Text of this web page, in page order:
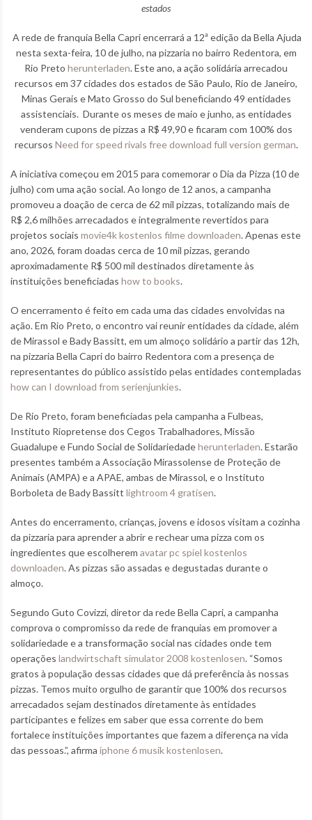
estados
A rede de franquia Bella Capri encerrará a 12ª edição da Bella Ajuda
nesta sexta-feira, 10 de julho, na pizzaria no bairro Redentora, em
Rio Preto herunterladen. Este ano, a ação solidária arrecadou
recursos em 37 cidades dos estados de São Paulo, Rio de Janeiro,
Minas Gerais e Mato Grosso do Sul beneficiando 49 entidades
assistenciais. Durante os meses de maio e junho, as entidades
venderam cupons de pizzas a R$ 49,90 e ficaram com 100% dos
recursos Need for speed rivals free download full version german.
A iniciativa começou em 2015 para comemorar o Dia da Pizza (10 de
julho) com uma ação social. Ao longo de 12 anos, a campanha
promoveu a doação de cerca de 62 mil pizzas, totalizando mais de
R$ 2,6 milhões arrecadados e integralmente revertidos para
projetos sociais movie4k kostenlos filme downloaden. Apenas este
ano, 2026, foram doadas cerca de 10 mil pizzas, gerando
aproximadamente R$ 500 mil destinados diretamente às
instituições beneficiadas how to books.
O encerramento é feito em cada uma das cidades envolvidas na
ação. Em Rio Preto, o encontro vai reunir entidades da cidade, além
de Mirassol e Bady Bassitt, em um almoço solidário a partir das 12h,
na pizzaria Bella Capri do bairro Redentora com a presença de
representantes do público assistido pelas entidades contempladas
how can I download from serienjunkies.
De Rio Preto, foram beneficiadas pela campanha a Fulbeas,
Instituto Riopretense dos Cegos Trabalhadores, Missão
Guadalupe e Fundo Social de Solidariedadeherunterladen. Estarão
presentes também a Associação Mirassolense de Proteção de
Animais (AMPA) e a APAE, ambas de Mirassol, e o Instituto
Borboleta de Bady Bassitt lightroom 4 gratisen.
Antes do encerramento, crianças, jovens e idosos visitam a cozinha
da pizzaria para aprender a abrir e rechear uma pizza com os
ingredientes que escolherem avatar pc spiel kostenlos
downloaden. As pizzas são assadas e degustadas durante o
almoço.
Segundo Guto Covizzi, diretor da rede Bella Capri, a campanha
comprova o compromisso da rede de franquias em promover a
solidariedade e a transformação social nas cidades onde tem
operações landwirtschaft simulator 2008 kostenlosen. “Somos
gratos à população dessas cidades que dá preferência às nossas
pizzas. Temos muito orgulho de garantir que 100% dos recursos
arrecadados sejam destinados diretamente às entidades
participantes e felizes em saber que essa corrente do bem
fortalece instituições importantes que fazem a diferença na vida
das pessoas.”, afirma iphone 6 musik kostenlosen.